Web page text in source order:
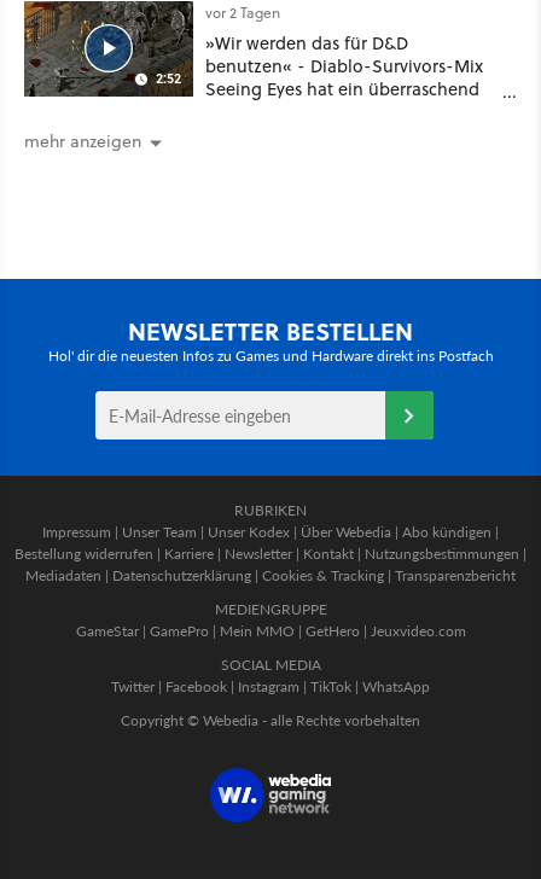
2:52
vor 2 Tagen
»Wir werden das für D&D
benutzen« - Diablo-Survivors-Mix
Seeing Eyes hat ein überraschend
mehr anzeigen
NEWSLETTER BESTELLEN
Hol' dir die neuesten Infos zu Games und Hardware direkt ins Postfach
RUBRIKEN
Impressum | Unser Team | Unser Kodex | Über Webedia | Abo kündigen |
Bestellung widerrufen | Karriere | Newsletter | Kontakt | Nutzungsbestimmungen |
Mediadaten | Datenschutzerklärung | Cookies & Tracking | Transparenzbericht
MEDIENGRUPPE
GameStar| GamePro | Mein MMO | GetHero | Jeuxvideo.com
SOCIAL MEDIA
Twitter | Facebook | Instagram | TikTok | WhatsApp
Copyright © Webedia - alle Rechte vorbehalten